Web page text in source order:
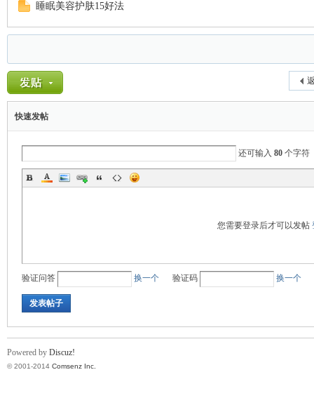
睡眠美容护肤15好法
快速发帖
还可输入 80 个字符
您需要登录后才可以发帖
验证问答 换一个 验证码 换一个
发表帖子
Powered by Discuz!
© 2001-2014 Comsenz Inc.